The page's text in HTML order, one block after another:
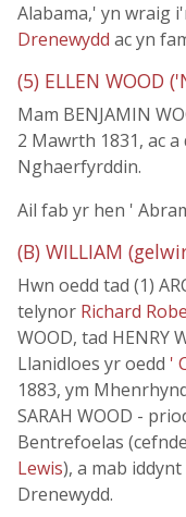
Alabama,' yn wraig
Drenewydd ac yn
(5) ELLEN WOOD
Mam BENJAMIN
2 Mawrth 1831, ac
Nghaerfyrddin.
Ail fab yr hen '
(B) WILLIAM
Hwn oedd tad (1)
telynor Richard
WOOD, tad HENRY
Llanidloes yr oedd '
1883, ym
SARAH WOOD -
Bentrefoelas
Lewis), a mab
Drenewydd.